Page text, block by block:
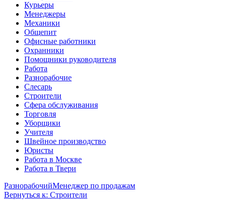
Курьеры
Менеджеры
Механики
Общепит
Офисные работники
Охранники
Помощники руководителя
Работа
Разнорабочие
Слесарь
Строители
Сфера обслуживания
Торговля
Уборщики
Учителя
Швейное производство
Юристы
Работа в Москве
Работа в Твери
РазнорабочийМенеджер по продажам
Вернуться к: Строители